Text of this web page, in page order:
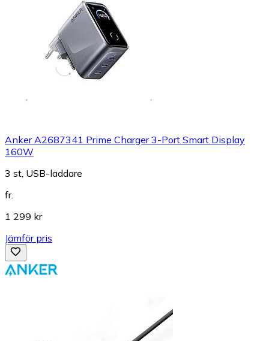
Anker A2687341 Prime Charger 3-Port Smart Display
160W
3 st, USB-laddare
fr.
1 299 kr
Jämför pris